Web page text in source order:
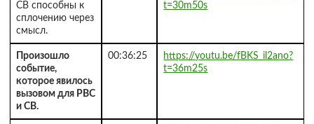
СВ способны к
сплочению через
смысл.
t=30m50s
Произошло
событие,
которое явилось
вызовом для РВС
и СВ.
00:36:25
https://youtu.be/fBKS_il2ano?
t=36m25s